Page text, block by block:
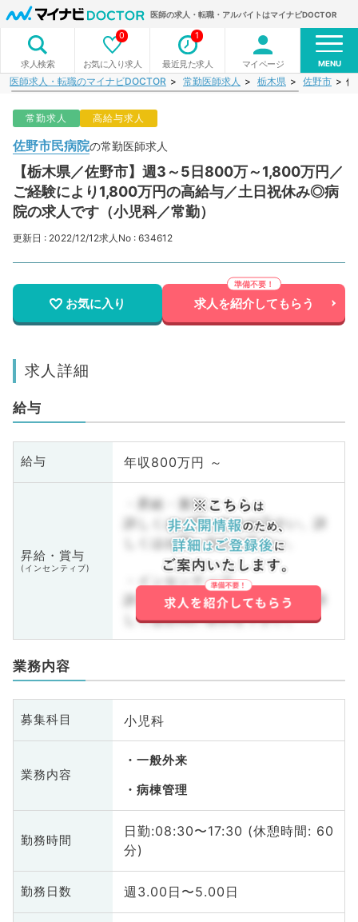
医師の求人・転職・アルバイトはマイナビDOCTOR
求人検索 お気に入り求人
0
最近見た求人
1
マイページ MENU
医師求人・転職のマイナビDOCTOR 常勤医師求人 栃木県 佐野市 佐
常勤求人 高給与求人
佐野市民病院の常勤医師求人
【栃木県／佐野市】週3～5日800万～1,800万円／
ご経験により1,800万円の高給与／土日祝休み◎病
院の求人です（小児科／常勤）
更新日 : 2022/12/12求人No : 634612
お気に入り 求人を紹介してもらう
求人詳細
給与
給与 年収800万円 ～
昇給・賞与
(インセンティブ)
・昇給・賞与
詳しくはお問い合わせ下さい。詳
しくはお問い合わせ下さい。
・インセンティブ
詳しくはお問い合わせ下さい。詳
しくはお問い合わせ下さい。
業務内容
募集科目 小児科
業務内容
一般外来
病棟管理
勤務時間
日勤:08:30〜17:30 (休憩時間: 60
分)
勤務日数 週3.00日〜5.00日